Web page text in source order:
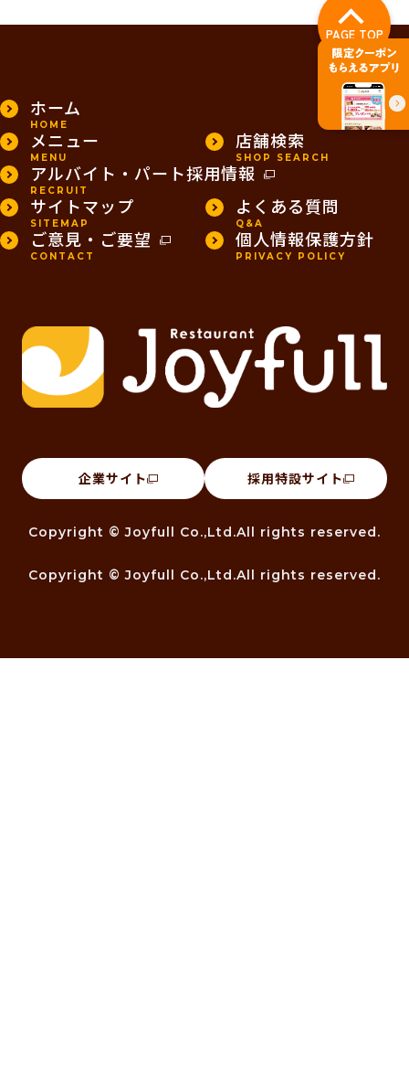
PAGE TOP
ホーム
HOME
メニュー
MENU
店舗検索
SHOP SEARCH
アルバイト・パート採用情報
RECRUIT
サイトマップ
SITEMAP
よくある質問
Q&A
ご意見・ご要望
CONTACT
個人情報保護方針
PRIVACY POLICY
企業サイト 採用特設サイト
Copyright © Joyfull Co.,Ltd.All rights reserved.
Copyright © Joyfull Co.,Ltd.All rights reserved.